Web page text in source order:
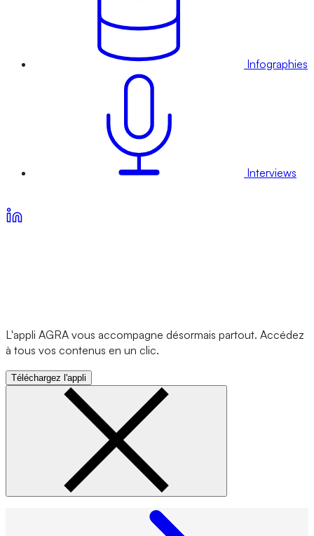
Infographies
Interviews
L'appli AGRA vous accompagne désormais partout. Accédez
à tous vos contenus en un clic.
Téléchargez l'appli